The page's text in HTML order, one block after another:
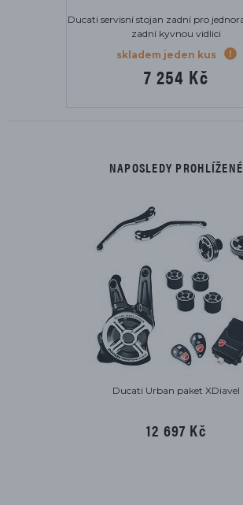
pro jednoramennou
NAPOSLEDY PROHLÍŽENÉ
Ducati Urban paket XDiavel
12 697 Kč